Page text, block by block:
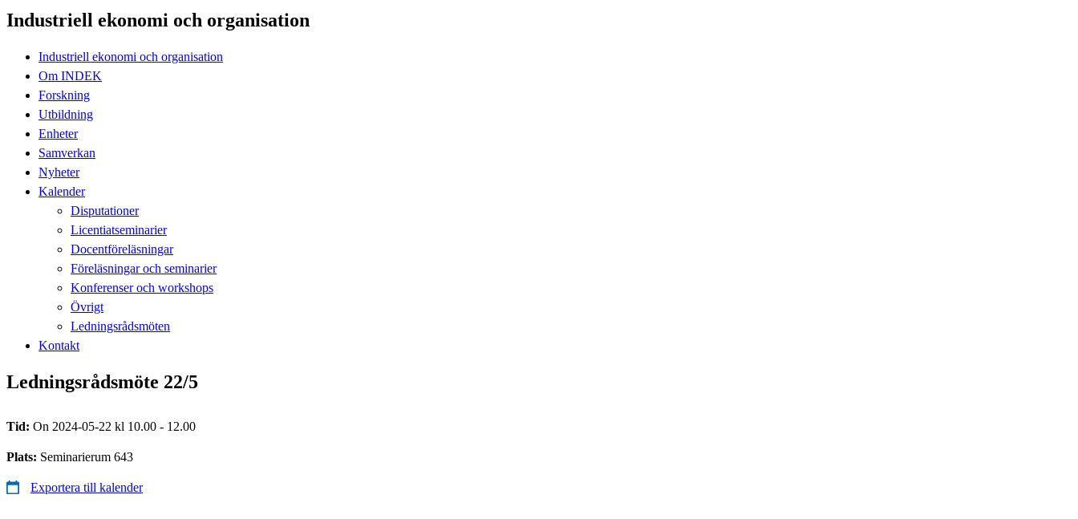
Industriell ekonomi och organisation
Industriell ekonomi och organisation
Om INDEK
Forskning
Utbildning
Enheter
Samverkan
Nyheter
Kalender
Disputationer
Licentiatseminarier
Docentföreläsningar
Föreläsningar och seminarier
Konferenser och workshops
Övrigt
Ledningsrådsmöten
Kontakt
Ledningsrådsmöte 22/5
Tid: On 2024-05-22 kl 10.00 - 12.00
Plats: Seminarierum 643
Exportera till kalender